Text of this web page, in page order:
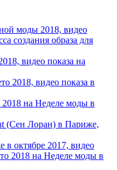
моды 2018, видео
создания образа для
видео показа на
2018, видео показа в
2018 на Неделе моды в
(Сен Лоран) в Париже,
октябре 2017, видео
2018 на Неделе моды в